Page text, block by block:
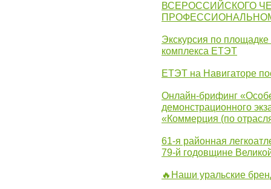
ВСЕРОССИЙСКОГО
Экскурсия по
комплекса ЕТЭТ
ЕТЭТ на Навигаторе
Онлайн-брифинг
демонстрационного
«Коммерция (по
61-я районная
79-й годовщине
🔥Наши уральские